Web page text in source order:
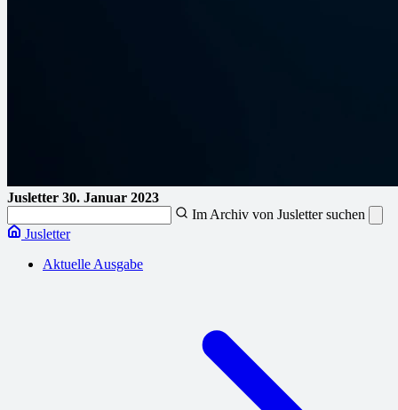
Jusletter 30. Januar 2023
Im Archiv von Jusletter suchen
Jusletter
Aktuelle Ausgabe